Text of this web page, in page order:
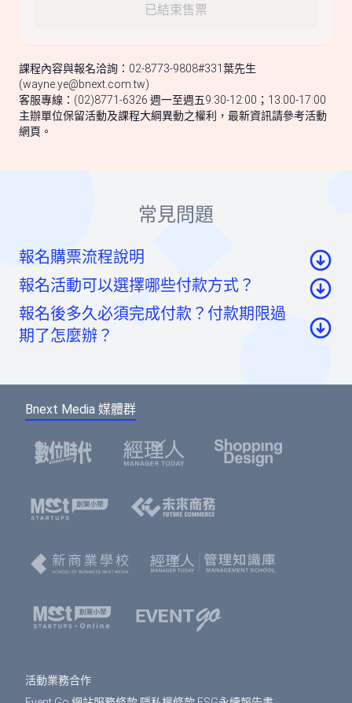
已結束售票
課程內容與報名洽詢：02-8773-9808#331葉先生
(wayne.ye@bnext.com.tw)
客服專線：(02)8771-6326 週一至週五9:30-12:00；13:00-17:00
主辦單位保留活動及課程大綱異動之權利，最新資訊請參考活動
網頁。
常見問題
報名購票流程說明
至活動頁面點選「我要報名」按鈕後，至票券資
訊頁點選「請先登入」按鈕。
入。（若您尚未成為BNEXTMEDIA會員，請點選
下方的註冊按鈕，即可註冊會員帳號。）
選擇您欲報名的票種及張數後，點選「確認」按
鈕。
名表單中，加速您的報名流程。
寫每個人的資料，或只填寫一位代表人資料。若
完成後，點選「確認」按鈕。
付費活動
報名活動可以選擇哪些付款方式？
信用卡：頁面將轉至綠界科技頁面線上刷卡
款成功。
報名後多久必須完成付款？付款期限過
期了怎麼辦？
費用，系統無法為您保留席次，要參加活動請重新
Bnext Media 媒體群
活動業務合作